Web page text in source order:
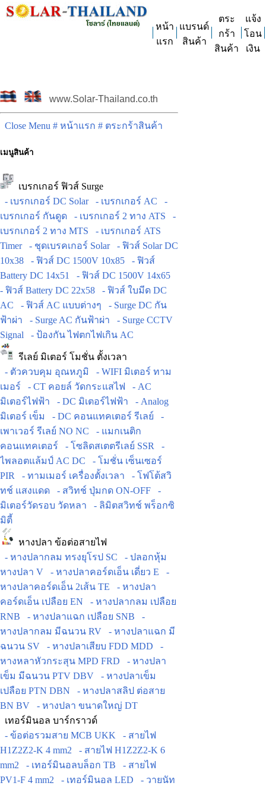
หน้า
แรก
แบรนด์
สินค้า
ตระ
กร้า
สินค้า
แจ้ง
โอน
เงิน
www.Solar-Thailand.co.th
Close Menu # หน้าแรก # ตระกร้าสินค้า
เมนูสินค้า
เบรกเกอร์ ฟิวส์ Surge
- เบรกเกอร์ DC Solar
- เบรกเกอร์ AC
-
เบรกเกอร์ กันดูด
- เบรกเกอร์ 2 ทาง ATS
-
เบรกเกอร์ 2 ทาง MTS
- เบรกเกอร์ ATS
Timer
- ชุดเบรคเกอร์ Solar
- ฟิวส์ Solar DC
10x38
- ฟิวส์ DC 1500V 10x85
- ฟิวส์
Battery DC 14x51
- ฟิวส์ DC 1500V 14x65
- ฟิวส์ Battery DC 22x58
- ฟิวส์ ใบมีด DC
AC
- ฟิวส์ AC แบบต่างๆ
- Surge DC กัน
ฟ้าผ่า
- Surge AC กันฟ้าผ่า
- Surge CCTV
Signal
- ป้องกัน ไฟตกไฟเกิน AC
รีเลย์ มิเตอร์ โมชั่น ตั้งเวลา
- ตัวควบคุม อุณหภูมิ
- WIFI มิเตอร์ ทาม
เมอร์
- CT คอยล์ วัดกระแสไฟ
- AC
มิเตอร์ไฟฟ้า
- DC มิเตอร์ไฟฟ้า
- Analog
มิเตอร์ เข็ม
- DC คอนแทคเตอร์ รีเลย์
-
เพาเวอร์ รีเลย์ NO NC
- แมกเนติก
คอนแทคเตอร์
- โซลิดสเตตรีเลย์ SSR
-
ไพลอตแล้มป์ AC DC
- โมชั่น เซ็นเซอร์
PIR
- ทามเมอร์ เครื่องตั้งเวลา
- โฟโต้สวิ
ทช์ แสงแดด
- สวิทช์ ปุ่มกด ON-OFF
-
มิเตอร์วัดรอบ วัดหลา
- ลิมิตสวิทช์ พร็อกซิ
มิตี้
หางปลา ข้อต่อสายไฟ
- หางปลากลม ทรงยุโรป SC
- ปลอกหุ้ม
หางปลา V
- หางปลาคอร์ดเอ็น เดี่ยว E
-
หางปลาคอร์ดเอ็น 2เส้น TE
- หางปลา
คอร์ดเอ็น เปลือย EN
- หางปลากลม เปลือย
RNB
- หางปลาแฉก เปลือย SNB
-
หางปลากลม มีฉนวน RV
- หางปลาแฉก มี
ฉนวน SV
- หางปลาเสียบ FDD MDD
-
หางหลาหัวกระสุน MPD FRD
- หางปลา
เข็ม มีฉนวน PTV DBV
- หางปลาเข็ม
เปลือย PTN DBN
- หางปลาสลิป ต่อสาย
BN BV
- หางปลา ขนาดใหญ่ DT
เทอร์มินอล บาร์กราวด์
- ข้อต่อรวมสาย MCB UKK
- สายไฟ
H1Z2Z2-K 4 mm2
- สายไฟ H1Z2Z2-K 6
mm2
- เทอร์มินอลบล็อก TB
- สายไฟ
PV1-F 4 mm2
- เทอร์มินอล LED
- วายนัท